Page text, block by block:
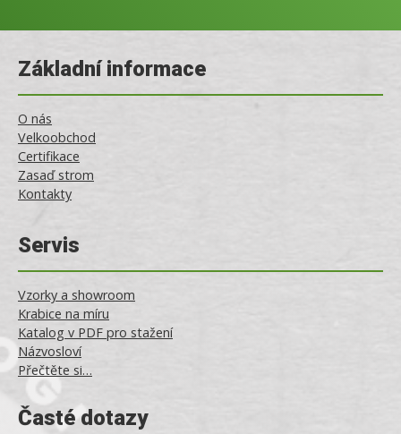
Základní informace
O nás
Velkoobchod
Certifikace
Zasaď strom
Kontakty
Servis
Vzorky a showroom
Krabice na míru
Katalog v PDF pro stažení
Názvosloví
Přečtěte si…
Časté dotazy